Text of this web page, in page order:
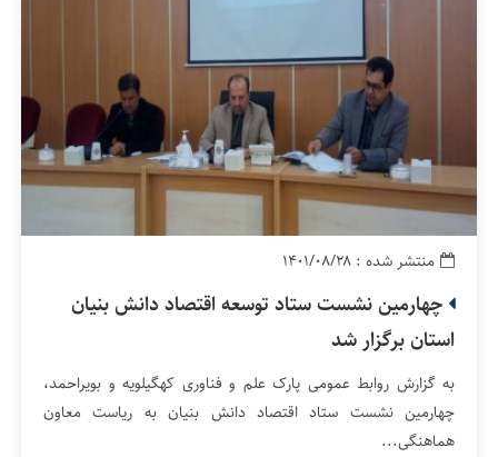
منتشر شده : ۱۴۰۱/۰۸/۲۸
چهارمین نشست ستاد توسعه اقتصاد دانش بنیان
استان برگزار شد
به گزارش روابط عمومی پارک علم و فناوری کهگیلویه و بویراحمد،
چهارمین نشست ستاد اقتصاد دانش بنیان به ریاست معاون
هماهنگی...